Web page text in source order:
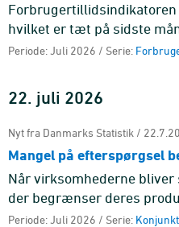
Forbrugertillidsindikatoren
hvilket er tæt på sidste
minus 14,0. Gennemsnittet
Periode: Juli 2026 / Serie:
22. juli 2026
Nyt fra Danmarks Statistik /
Mangel på efterspørgsel
Når virksomhederne
der begrænser deres
mangel på efterspørgsel,
Periode: Juli 2026 / Serie: